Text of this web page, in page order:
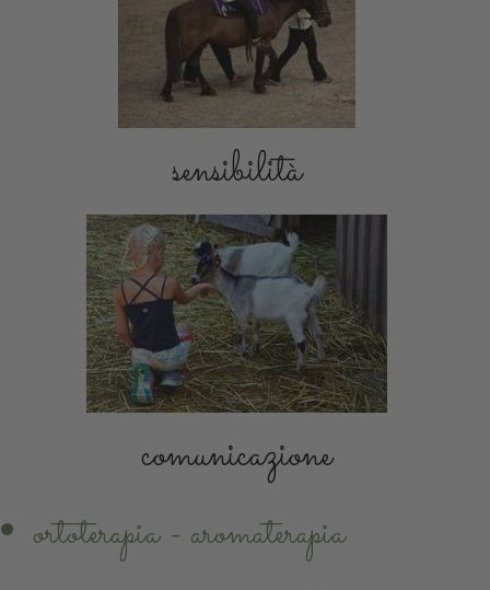
sensibilità
comunicazione
ortoterapia - aromaterapia